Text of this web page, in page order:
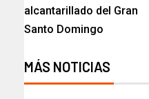
alcantarillado del Gran
Santo Domingo
MÁS NOTICIAS